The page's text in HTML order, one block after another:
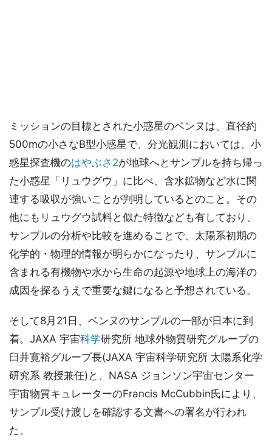
ミッションの目標とされた小惑星のベンヌは、直径約
500mの小さなB型小惑星で、分光観測においては、小
惑星探査機のはやぶさ2が地球へとサンプルを持ち帰っ
た小惑星「リュウグウ」に比べ、含水鉱物など水に関
連する吸収が強いことが判明しているとのこと。その
他にもリュウグウ試料と似た特徴なども有しており、
サンプルの分析や比較を進めることで、太陽系初期の
化学的・物理的情報が明らかになったり、サンプルに
含まれる有機物や水から生命の起源や地球上の海洋の
成因を探るうえで重要な鍵になると予想されている。
そして8月21日、ベンヌのサンプルの一部が日本に到
着。JAXA 宇宙科学研究所 地球外物質研究グループの
臼井寛裕グループ長(JAXA 宇宙科学研究所 太陽系化学
研究系 教授兼任)と、NASA ジョンソン宇宙センター
宇宙物質キュレーターのFrancis McCubbin氏により、
サンプル受け渡しを確認する文書への署名が行われ
た。